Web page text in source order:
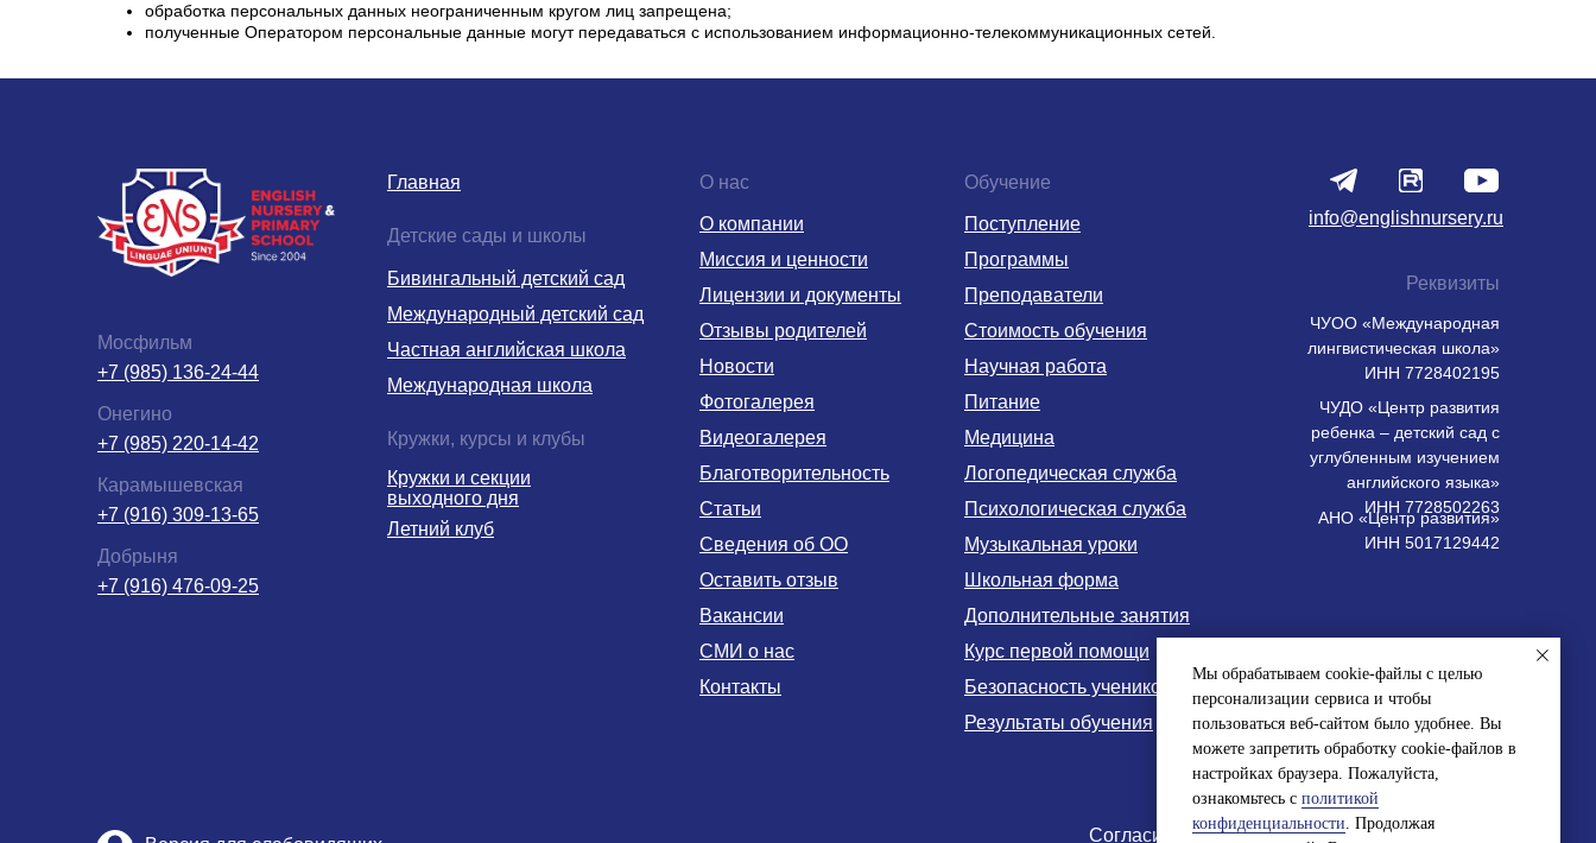
обработка персональных данных неограниченным кругом лиц запрещена;
полученные Оператором персональные данные могут передаваться с использованием информационно-телекоммуникационных сетей.
Результаты обучения
Безопасность учеников
Курс первой помощи
Научная работа
Дополнительные занятия
Школьная форма
Музыкальная уроки
Психологическая служба
Логопедическая служба
Медицина
Питание
Поступление
Стоимость обучения
Преподаватели
Программы
Обучение
ЧУДО «Центр развития
ребенка – детский сад с
углубленным изучением
английского языка»
ИНН 7728502263
АНО «Центр развития»
ИНН 5017129442
ЧУОО «Международная
лингвистическая школа»
ИНН 7728402195
Реквизиты
info@englishnursery.ru
Сведения об ОО
Вакансии
Оставить отзыв
Новости
Благотворительность
Видеогалерея
Фотогалерея
О компании
Отзывы родителей
Миссия и ценности
Статьи
Лицензии и документы
СМИ о нас
Контакты
О нас
+7 (916) 476-09-25
Добрыня
+7 (916) 309-13-65
Карамышевская
+7 (985) 220-14-42
Онегино
+7 (985) 136-24-44
Мосфильм
Международная школа
Частная английская школа
Международный детский сад
Бивингальный детский сад
Детские сады и школы
Главная
Кружки и секции
выходного дня
Летний клуб
Кружки, курсы и клубы
Согласие на обработку персональных данных
Мы обрабатываем cookie-файлы с целью
персонализации сервиса и чтобы
пользоваться веб-сайтом было удобнее. Вы
можете запретить обработку cookie-файлов в
настройках браузера. Пожалуйста,
ознакомьтесь с политикой
конфиденциальности. Продолжая